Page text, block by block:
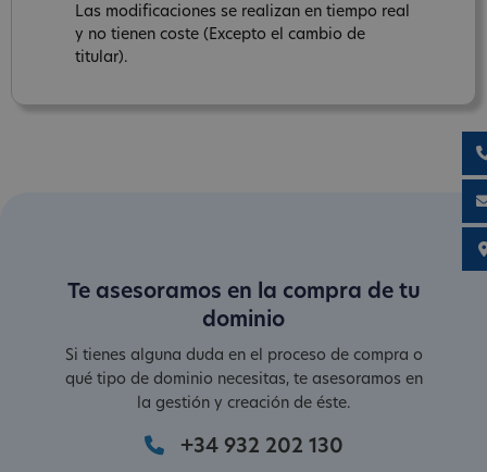
Las modificaciones se realizan en tiempo real
y no tienen coste (Excepto el cambio de
titular).
Te asesoramos en la compra de tu
dominio
Si tienes alguna duda en el proceso de compra o
qué tipo de dominio necesitas, te asesoramos en
la gestión y creación de éste.
+34 932 202 130